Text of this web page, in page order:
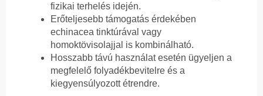
fizikai terhelés idején.
Erőteljesebb támogatás érdekében
echinacea tinktúrával vagy
homoktövisolajjal is kombinálható.
Hosszabb távú használat esetén ügyeljen a
megfelelő folyadékbevitelre és a
kiegyensúlyozott étrendre.